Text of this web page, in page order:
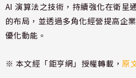
AI 演算法之技術，持續強化在衛星
的布局，並透過多角化經營提高企
優化動能。
※ 本文經「鉅亨網」授權轉載，原